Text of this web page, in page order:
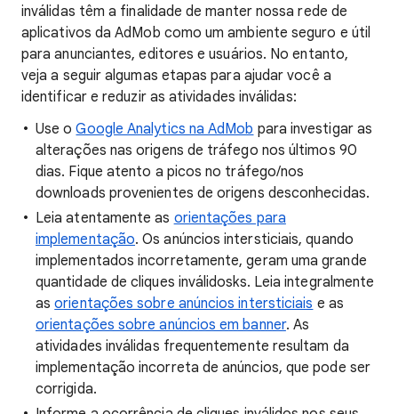
inválidas têm a finalidade de manter nossa rede de
aplicativos da AdMob como um ambiente seguro e útil
para anunciantes, editores e usuários. No entanto,
veja a seguir algumas etapas para ajudar você a
identificar e reduzir as atividades inválidas:
Use oGoogle Analytics na AdMob para investigar as
alterações nas origens de tráfego nos últimos 90
dias. Fique atento a picos no tráfego/nos
downloads provenientes de origens desconhecidas.
Leia atentamente as orientações para
implementação. Os anúncios intersticiais, quando
implementados incorretamente, geram uma grande
quantidade de cliques inválidosks. Leia integralmente
asorientações sobre anúncios intersticiais e as
orientações sobre anúncios em banner. As
atividades inválidas frequentemente resultam da
implementação incorreta de anúncios, que pode ser
corrigida.